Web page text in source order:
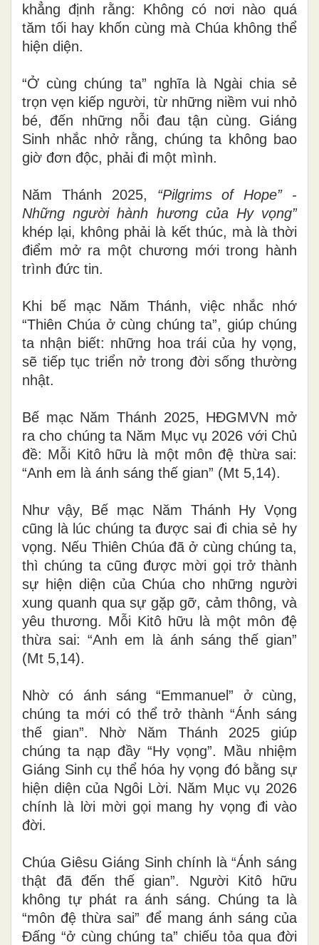
khẳng định rằng: Không có nơi nào quá
tăm tối hay khốn cùng mà Chúa không thể
hiện diện.
“Ở cùng chúng ta” nghĩa là Ngài chia sẻ
trọn vẹn kiếp người, từ những niềm vui nhỏ
bé, đến những nỗi đau tận cùng. Giáng
Sinh nhắc nhở rằng, chúng ta không bao
giờ đơn độc, phải đi một mình.
Năm Thánh 2025, “Pilgrims of Hope” -
Nhữngngườihành hương của Hy vọng”
khép lại, không phải là kết thúc, mà là thời
điểm mở ra một chương mới trong hành
trình đức tin.
Khi bế mạc Năm Thánh, việc nhắc nhớ
“Thiên Chúa ở cùng chúng ta”, giúp chúng
ta nhận biết: những hoa trái của hy vọng,
sẽ tiếp tục triển nở trong đời sống thường
nhật.
Bế mạc Năm Thánh 2025, HĐGMVN mở
ra cho chúng ta Năm Mục vụ 2026 với Chủ
đề: Mỗi Kitô hữu là một môn đệ thừa sai:
“Anh em là ánh sáng thế gian” (Mt 5,14).
Như vậy, Bế mạc Năm Thánh Hy Vọng
cũng là lúc chúng ta được sai đi chia sẻ hy
vọng. Nếu Thiên Chúa đã ở cùng chúng ta,
thì chúng ta cũng được mời gọi trở thành
sự hiện diện của Chúa cho những người
xung quanh qua sự gặp gỡ, cảm thông, và
yêu thương. Mỗi Kitô hữu là một môn đệ
thừa sai: “Anh em là ánh sáng thế gian”
(Mt 5,14).
Nhờ có ánh sáng “Emmanuel” ở cùng,
chúng ta mới có thể trở thành “Ánh sáng
thế gian”. Nhờ Năm Thánh 2025 giúp
chúng ta nạp đầy “Hy vọng”. Mầu nhiệm
Giáng Sinh cụ thể hóa hy vọng đó bằng sự
hiện diện của Ngôi Lời. Năm Mục vụ 2026
chính là lời mời gọi mang hy vọng đi vào
đời.
Chúa Giêsu Giáng Sinh chính là “Ánh sáng
thật đã đến thế gian”. Người Kitô hữu
không tự phát ra ánh sáng. Chúng ta là
“môn đệ thừa sai” để mang ánh sáng của
Đấng “ở cùng chúng ta” chiếu tỏa qua đời